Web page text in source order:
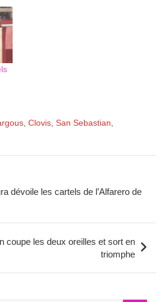
Clovis San Sebastian
dévoile les cartels de l’Alfarero de
coupe les deux oreilles et sort en
triomphe